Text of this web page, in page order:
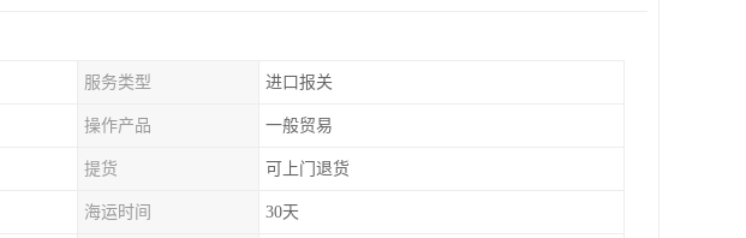
服务类型 进口报关
操作产品 一般贸易
提货 可上门退货
海运时间 30天